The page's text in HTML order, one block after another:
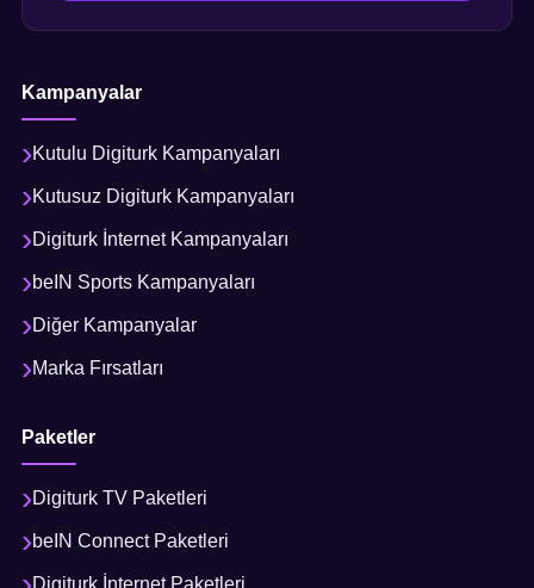
Kampanyalar
Kutulu Digiturk Kampanyaları
Kutusuz Digiturk Kampanyaları
Digiturk İnternet Kampanyaları
beIN Sports Kampanyaları
Diğer Kampanyalar
Marka Fırsatları
Paketler
Digiturk TV Paketleri
beIN Connect Paketleri
Digiturk İnternet Paketleri